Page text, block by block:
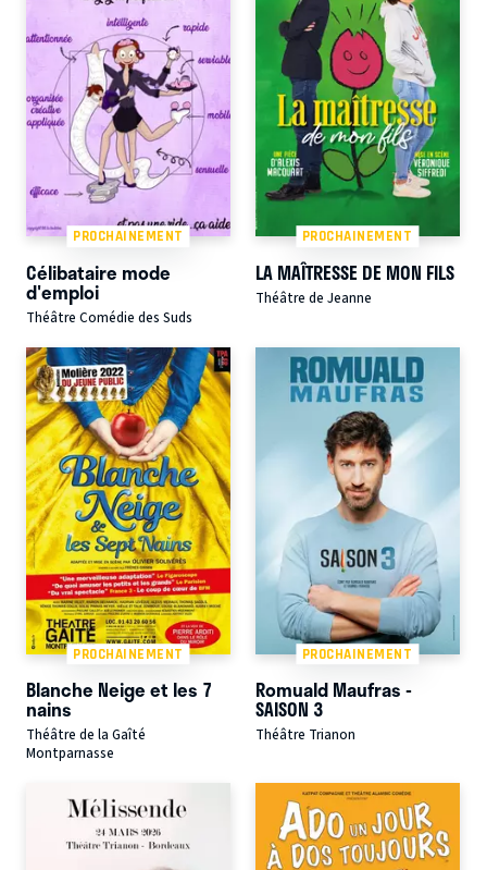
PROCHAINEMENT
Célibataire mode
d'emploi
Théâtre Comédie des Suds
PROCHAINEMENT
LA MAÎTRESSE DE MON FILS
Théâtre de Jeanne
PROCHAINEMENT
Blanche Neige et les 7
nains
Théâtre de la Gaîté
Montparnasse
PROCHAINEMENT
Romuald Maufras -
SAISON 3
Théâtre Trianon